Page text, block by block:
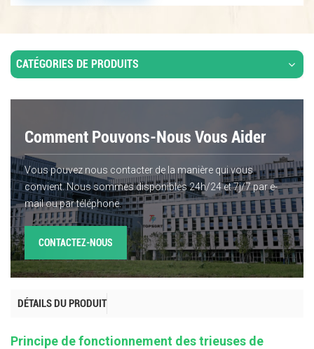
CATÉGORIES DE PRODUITS
Comment Pouvons-Nous Vous Aider
Vous pouvez nous contacter de la manière qui vous
convient. Nous sommes disponibles 24h/24 et 7j/7 par e-
mail ou par téléphone.
CONTACTEZ-NOUS
DÉTAILS DU PRODUIT
Principe de fonctionnement des trieuses de